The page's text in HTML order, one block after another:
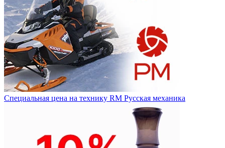
Специальная цена на технику RM Русская механика